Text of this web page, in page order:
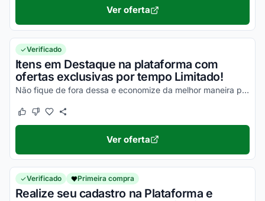
Ver oferta
Verificado
Itens em Destaque na plataforma com
ofertas exclusivas por tempo Limitado!
Não fique de fora dessa e economize da melhor maneira possível!
Este cupom funcionou
Este cupom não funcionou
Ver oferta
Verificado Primeira compra
Realize seu cadastro na Plataforma e